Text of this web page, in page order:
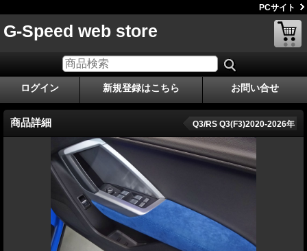
PCサイト
G-Speed web store
ログイン 新規登録はこちら お問い合せ
商品詳細 Q3/RS Q3(F3)2020-2026年